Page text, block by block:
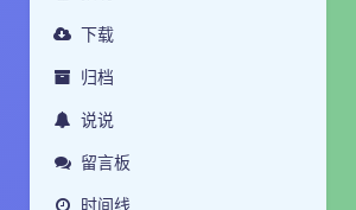
下载
归档
说说
留言板